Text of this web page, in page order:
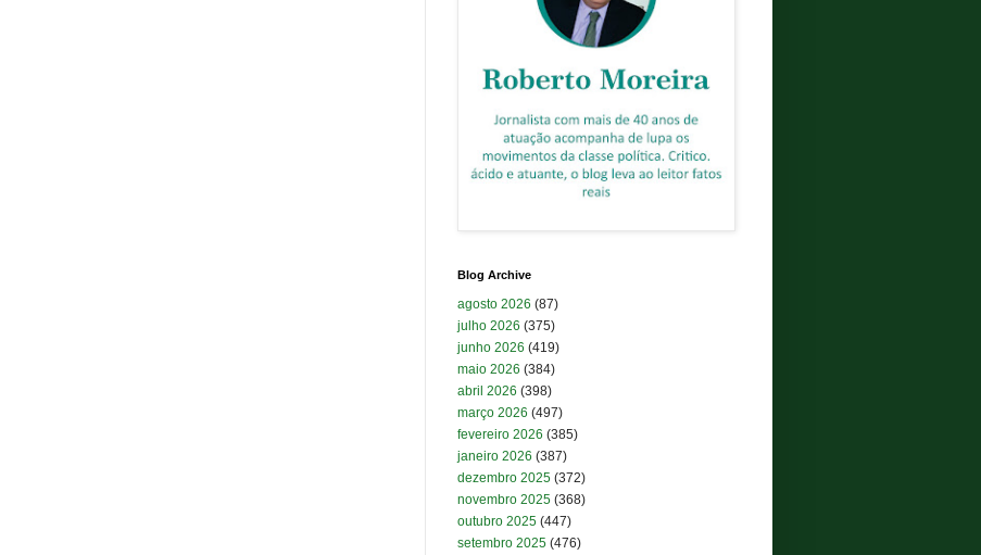
Blog Archive
agosto 2026 (87)
julho 2026 (375)
junho 2026 (419)
maio 2026 (384)
abril 2026 (398)
março 2026 (497)
fevereiro 2026 (385)
janeiro 2026 (387)
dezembro 2025 (372)
novembro 2025 (368)
outubro 2025 (447)
setembro 2025 (476)